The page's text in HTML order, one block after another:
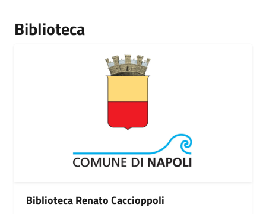
Biblioteca
Biblioteca Renato Caccioppoli